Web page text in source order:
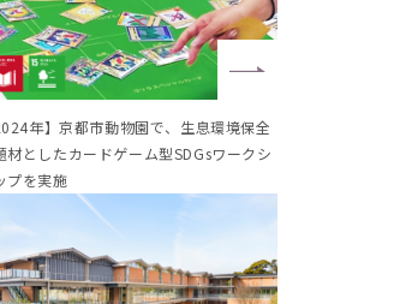
年】京都市動物園で、生息環境保全
材としたカードゲーム型SDGsワークシ
プを実施